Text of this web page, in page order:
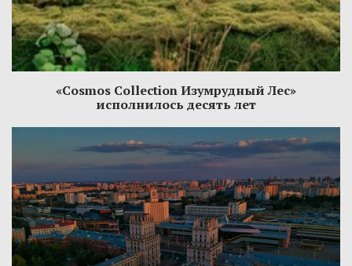
«Cosmos Collection Изумрудный Лес»
исполнилось десять лет